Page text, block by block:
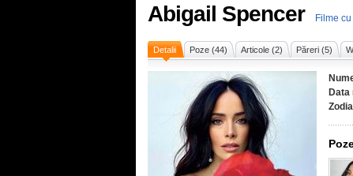
Abigail Spencer Filme
Detalii Poze (44) Articole (2) Păreri (5)
Zodia